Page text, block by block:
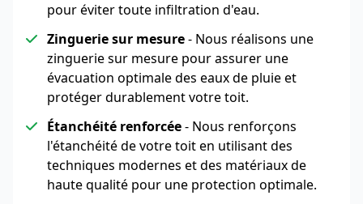
pour éviter toute infiltration d'eau.
Zinguerie sur mesure- Nous réalisons une
zinguerie sur mesure pour assurer une
évacuation optimale des eaux de pluie et
protéger durablement votre toit.
Étanchéité renforcée- Nous renforçons
l'étanchéité de votre toit en utilisant des
techniques modernes et des matériaux de
haute qualité pour une protection optimale.